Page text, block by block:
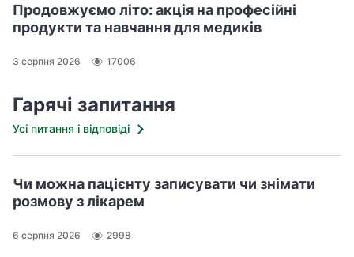
Продовжуємо літо: акція на професійні
продукти та навчання для медиків
3 серпня 2026 17006
Гарячі запитання
Усі питання і відповіді
Чи можна пацієнту записувати чи знімати
розмову з лікарем
6 серпня 2026 2998